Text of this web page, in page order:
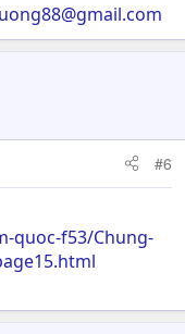
#6
quoc-f53/Chung-